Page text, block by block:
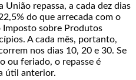
repassa, a cada dez dias
do que arrecada com o
Imposto sobre Produtos
A cada mês, portanto,
nos dias 10, 20 e 30. Se
ou feriado, o repasse é
útil anterior.